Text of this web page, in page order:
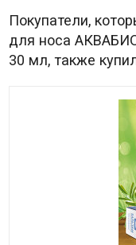
Покупатели,
для носа
30 мл, также